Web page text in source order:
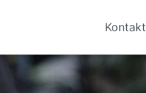
Kontakt